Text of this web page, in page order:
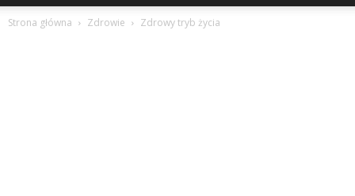
Strona główna Zdrowie Zdrowy tryb życia